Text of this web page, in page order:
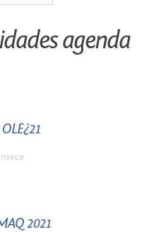
agenda
2021